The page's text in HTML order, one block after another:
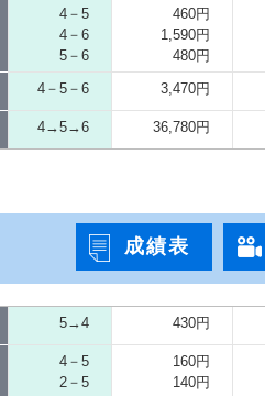
4－5
4－6
5－6
460円
1,590円
480円
4－5－6 3,470円
4→5→6 36,780円
成績表
5→4 430円
4－5
2－5
160円
140円